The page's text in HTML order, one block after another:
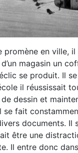
promène en ville,
magasin un
se produit. Il
il réussissait
dessin et
se fait
documents. Il
être une
Il entre donc